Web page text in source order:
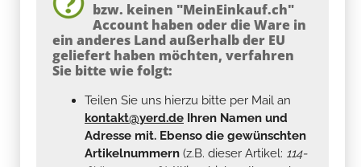
bzw. keinen "MeinEinkauf.ch"
Account haben oder die Ware in
ein anderes Land außerhalb der EU
geliefert haben möchten, verfahren
Sie bitte wie folgt:
Teilen Sie uns hierzu bitte per Mail an
kontakt@yerd.de Ihren Namen und
Adresse mit. Ebenso die gewünschten
Artikelnummern (z.B. dieser Artikel: 114-